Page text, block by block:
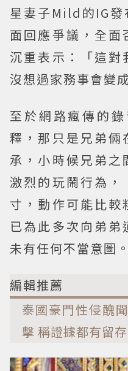
星妻子Mild的IG發
面回應爭議，全面
沉重表示：「這對
沒想過家務事會變
至於網路瘋傳的
釋，那只是兄弟倆
承，小時候兄弟之
激烈的玩鬧行為，
寸，動作可能比較
已為此多次向弟
未有任何不當意圖。
編輯推薦
泰國豪門性侵醜
擊 稱證據都有留存